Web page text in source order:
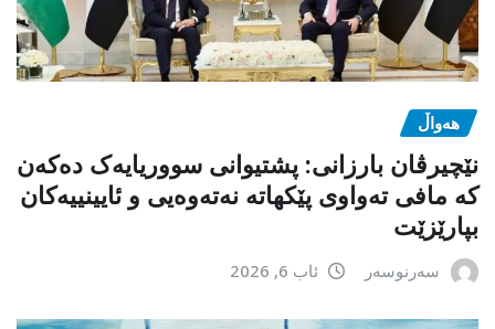
هەواڵ
نێچیرڤان بارزانی: پشتیوانی سووریایەک دەکەن
کە مافی تەواوی پێکهاتە نەتەوەیی و ئایینییەکان
بپارێزێت
سەرنوسەر ئاب 6, 2026